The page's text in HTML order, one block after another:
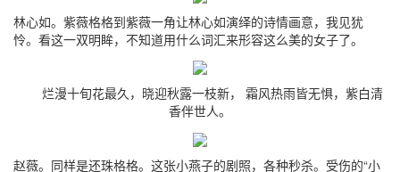
林心如。紫薇格格到紫薇一角让林心如演绎的诗情画意，我见犹
怜。看这一双明眸，不知道用什么词汇来形容这么美的女子了。
烂漫十旬花最久，晓迎秋露一枝新， 霜风热雨皆无惧，紫白清
香伴世人。
赵薇。同样是还珠格格。这张小燕子的剧照，各种秒杀。受伤的“小